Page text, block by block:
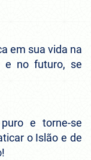
em sua vida na
e no futuro, se
e torne-se
o Islão e de